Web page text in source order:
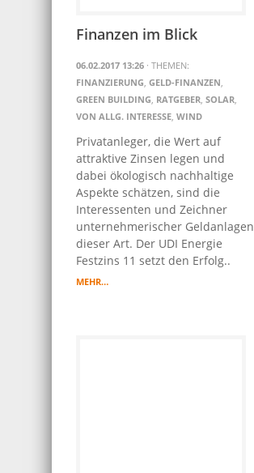
Finanzen im Blick
06.02.2017 13:26 · THEMEN:
FINANZIERUNG, GELD-FINANZEN,
GREEN BUILDING, RATGEBER, SOLAR,
VON ALLG. INTERESSE, WIND
Privatanleger, die Wert auf
attraktive Zinsen legen und
dabei ökologisch nachhaltige
Aspekte schätzen, sind die
Interessenten und Zeichner
unternehmerischer Geldanlagen
dieser Art. Der UDI Energie
Festzins 11 setzt den Erfolg..
MEHR…